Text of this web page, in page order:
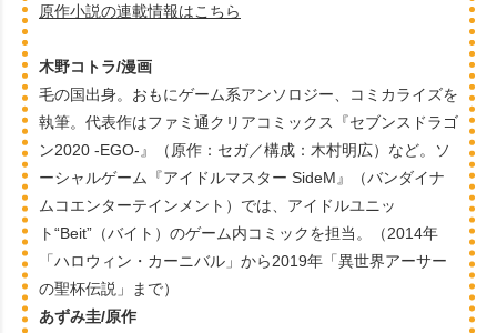
原作小説の連載情報はこちら
木野コトラ/漫画
毛の国出身。おもにゲーム系アンソロジー、コミカライズを
執筆。代表作はファミ通クリアコミックス『セブンスドラゴ
ン2020 -EGO-』（原作：セガ／構成：木村明広）など。ソ
ーシャルゲーム『アイドルマスター SideM』（バンダイナ
ムコエンターテインメント）では、アイドルユニッ
ト“Beit”（バイト）のゲーム内コミックを担当。（2014年
「ハロウィン・カーニバル」から2019年「異世界アーサー
の聖杯伝説」まで）
あずみ圭/原作